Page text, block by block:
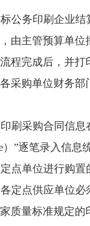
公务印刷企业
由主管预算单
程完成后，并
采购单位财务
刷采购合同信
”逐笔录入信息
点单位进行购置
定点供应单位
质量标准规定